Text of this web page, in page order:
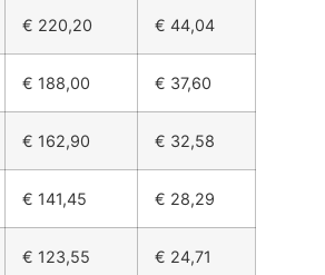
€ 220,20 € 44,04
€ 188,00 € 37,60
€ 162,90 € 32,58
€ 141,45 € 28,29
€ 123,55 € 24,71